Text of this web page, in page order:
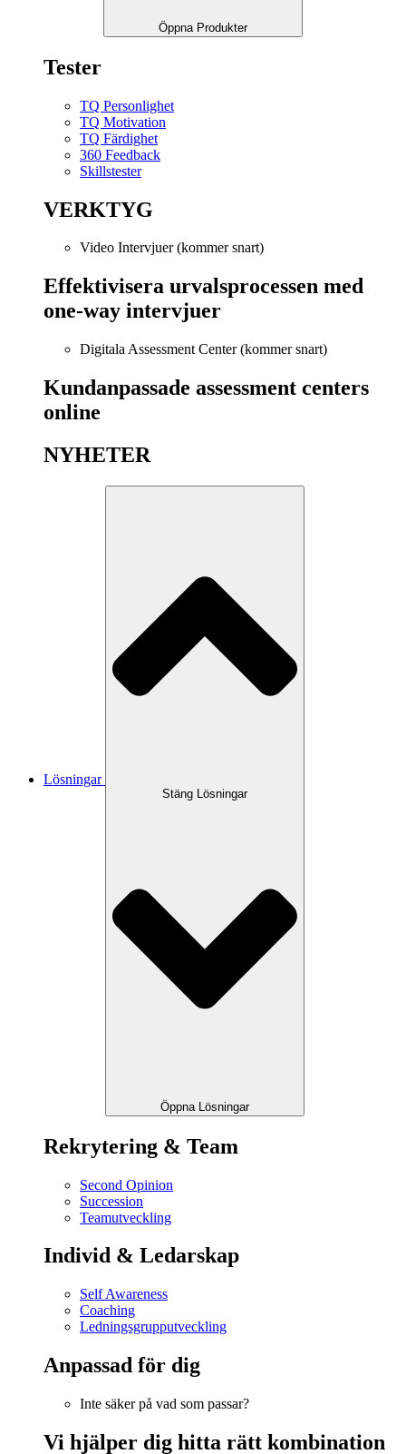
Öppna Produkter
Tester
TQ Personlighet
TQ Motivation
TQ Färdighet
360 Feedback
Skillstester
VERKTYG
Video Intervjuer (kommer snart)
Effektivisera urvalsprocessen med
one-way intervjuer
Digitala Assessment Center (kommer snart)
Kundanpassade assessment centers
online
NYHETER
Lösningar
Stäng Lösningar
Öppna Lösningar
Rekrytering & Team
Second Opinion
Succession
Teamutveckling
Individ & Ledarskap
Self Awareness
Coaching
Ledningsgrupputveckling
Anpassad för dig
Inte säker på vad som passar?
Vi hjälper dig hitta rätt kombination